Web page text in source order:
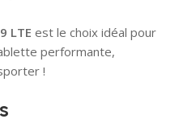
LTE est le choix idéal pour
performante,
!